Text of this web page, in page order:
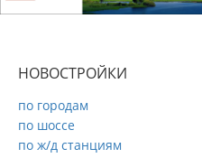
НОВОСТРОЙКИ
по городам
по шоссе
по ж/д станциям